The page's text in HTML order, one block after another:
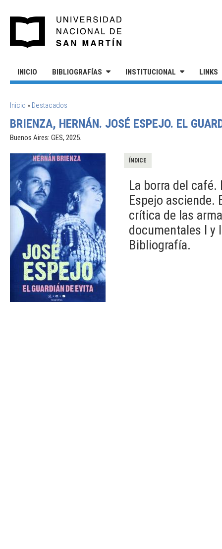
INICIO BIBLIOGRAFÍAS INSTITUCIONAL LINKS
SE ENCUENTRA USTED AQUÍ
Inicio » Destacados
BRIENZA, HERNÁN. JOSÉ ESPEJO. EL
Buenos Aires: GES, 2025.
ÍNDICE
La borra del
Espejo asciende.
crítica de las
documentales I y
Bibliografía.